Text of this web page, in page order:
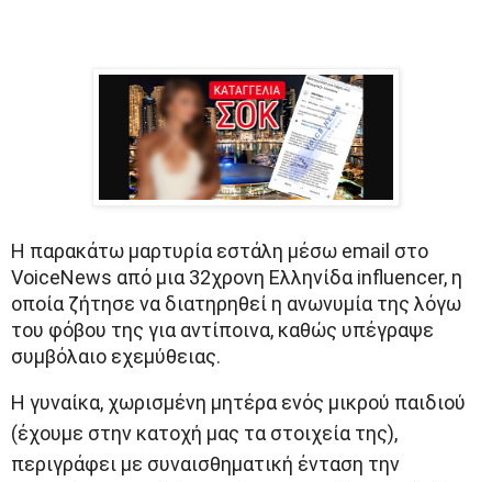
Η παρακάτω μαρτυρία εστάλη μέσω email στο
VoiceNews από μια 32χρονη Ελληνίδα influencer, η
οποία ζήτησε να διατηρηθεί η ανωνυμία της λόγω
του φόβου της για αντίποινα, καθώς υπέγραψε
συμβόλαιο εχεμύθειας.
Η γυναίκα, χωρισμένη μητέρα ενός μικρού παιδιού
(έχουμε στην κατοχή μας τα στοιχεία της),
περιγράφει με συναισθηματική ένταση την